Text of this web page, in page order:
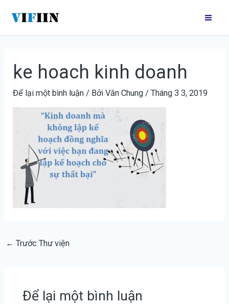
nội
ke hoach kinh doanh
Để lại một bình luận / BởiVăn Chung /Tháng 3 3, 2019
hướng
bài
← Trước Thư viện
Để lại một bình luận